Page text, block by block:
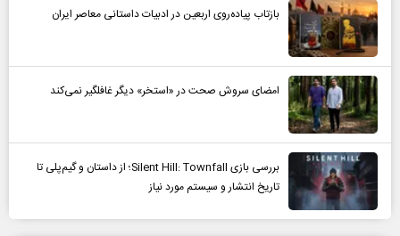
بازتاب پیاده‌روی اربعین در ادبیات داستانی معاصر ایران
امضای سروش صحت در «استخر» دیگر غافلگیر نمی‌کند
بررسی بازی Silent Hill: Townfall؛ از داستان و گیم‌پلی تا
تاریخ انتشار و سیستم مورد نیاز